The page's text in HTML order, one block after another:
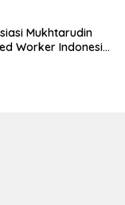
Mukhtarudin
Worker Indonesia